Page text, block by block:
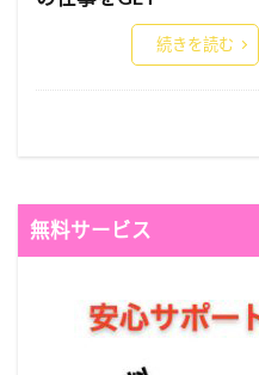
続きを読む
無料サービス